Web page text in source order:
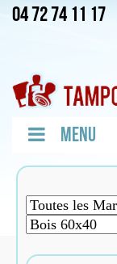
04 72 74 11 17